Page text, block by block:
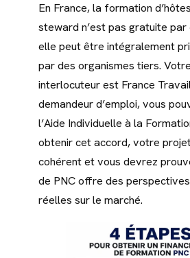
En France, la formation
steward n’est pas gratuite
elle peut être intégralement
par des organismes tiers.
interlocuteur est France
demandeur d’emploi, vous
l’Aide Individuelle à la
obtenir cet accord, votre
cohérent et vous devrez
de PNC offre des perspectives
réelles sur le marché.